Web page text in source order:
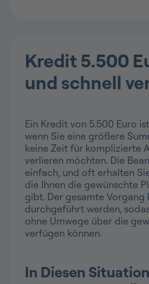
Kredit 5.500
und schnell
Ein Kredit von 5.500 Euro
wenn Sie eine größere
keine Zeit für komplizierte
verlieren möchten. Die
einfach, und oft erhalten
die Ihnen die gewünschte
gibt. Der gesamte Vorgang
durchgeführt werden,
ohne Umwege über die
verfügen können.
In Diesen